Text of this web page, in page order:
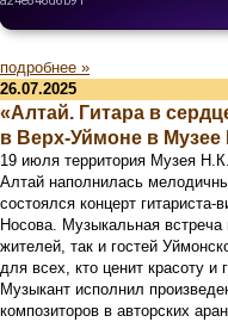
подробнее »
26.07.2025
«Алтай. Гитара в
в Верх-Уймоне в
19 июля территория Музея
Алтай наполнилась
состоялся концерт гитариста-
Носова. Музыкальная
жителей, так и гостей
для всех, кто ценит красоту и
Музыкант исполнил
композиторов в авторских